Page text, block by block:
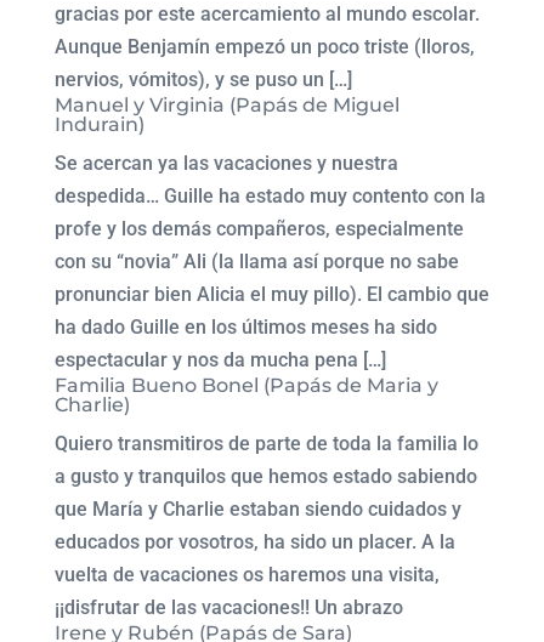
gracias por este acercamiento al mundo escolar.
Aunque Benjamín empezó un poco triste (lloros,
nervios, vómitos), y se puso un […]
Manuel y Virginia (Papás de Miguel
Indurain)
Se acercan ya las vacaciones y nuestra
despedida… Guille ha estado muy contento con la
profe y los demás compañeros, especialmente
con su “novia” Ali (la llama así porque no sabe
pronunciar bien Alicia el muy pillo). El cambio que
ha dado Guille en los últimos meses ha sido
espectacular y nos da mucha pena […]
Familia Bueno Bonel (Papás de Maria y
Charlie)
Quiero transmitiros de parte de toda la familia lo
a gusto y tranquilos que hemos estado sabiendo
que María y Charlie estaban siendo cuidados y
educados por vosotros, ha sido un placer. A la
vuelta de vacaciones os haremos una visita,
¡¡disfrutar de las vacaciones!! Un abrazo
Irene y Rubén (Papás de Sara)